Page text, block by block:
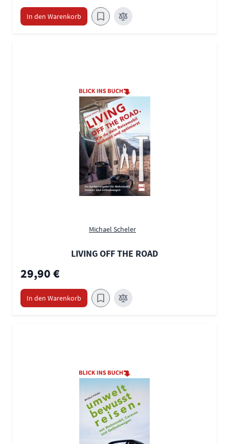
In den Warenkorb
Michael Scheler
LIVING OFF THE ROAD
29,90 €
In den Warenkorb